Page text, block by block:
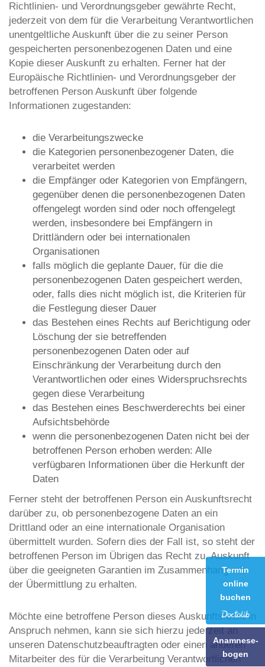
Richtlinien- und Verordnungsgeber gewährte Recht,
jederzeit von dem für die Verarbeitung Verantwortlichen
unentgeltliche Auskunft über die zu seiner Person
gespeicherten personenbezogenen Daten und eine
Kopie dieser Auskunft zu erhalten. Ferner hat der
Europäische Richtlinien- und Verordnungsgeber der
betroffenen Person Auskunft über folgende
Informationen zugestanden:
die Verarbeitungszwecke
die Kategorien personenbezogener Daten, die
verarbeitet werden
die Empfänger oder Kategorien von Empfängern,
gegenüber denen die personenbezogenen Daten
offengelegt worden sind oder noch offengelegt
werden, insbesondere bei Empfängern in
Drittländern oder bei internationalen
Organisationen
falls möglich die geplante Dauer, für die die
personenbezogenen Daten gespeichert werden,
oder, falls dies nicht möglich ist, die Kriterien für
die Festlegung dieser Dauer
das Bestehen eines Rechts auf Berichtigung oder
Löschung der sie betreffenden
personenbezogenen Daten oder auf
Einschränkung der Verarbeitung durch den
Verantwortlichen oder eines Widerspruchsrechts
gegen diese Verarbeitung
das Bestehen eines Beschwerderechts bei einer
Aufsichtsbehörde
wenn die personenbezogenen Daten nicht bei der
betroffenen Person erhoben werden: Alle
verfügbaren Informationen über die Herkunft der
Daten
Ferner steht der betroffenen Person ein Auskunftsrecht
darüber zu, ob personenbezogene Daten an ein
Drittland oder an eine internationale Organisation
übermittelt wurden. Sofern dies der Fall ist, so steht der
betroffenen Person im Übrigen das Recht zu, Auskunft
über die geeigneten Garantien im Zusammenhang mit
der Übermittlung zu erhalten.
Möchte eine betroffene Person dieses Auskunftsrecht in
Anspruch nehmen, kann sie sich hierzu jederzeit an
unseren Datenschutzbeauftragten oder einen anderen
Mitarbeiter des für die Verarbeitung Verantwortlichen
Termin
online
buchen
Anamnese-
bogen